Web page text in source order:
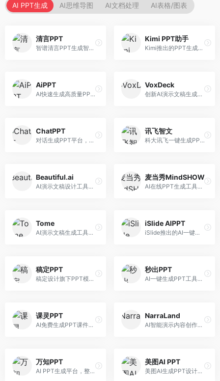
AI PPT生成 AI思维导图 AI文档处理 AI表格/图表
清言PPT
智谱清言PPT生成智能体，基于GLM大模型。面向智谱用户，支持对话生成PPT、内容优化等服务，与智谱生态深度整合。
Kimi PPT助手
Kimi推出的PPT生成智能体，整合长文本处理能力。面向职场人士和学生，支持文档解析、PPT生成、内容优化等服务，与Kimi生态深度整合。
AiPPT
AI快速生成高质量PPT平台，支持主题定制。面向职场人士和学生，提供一键生成、模板选择、内容优化等服务，PPT制作速度快，设计质量高。
VoxDeck
创新AI演示文稿生成工具，支持语音交互创作。面向职场人士，支持语音输入、PPT生成、内容优化等功能，语音创作体验便捷。
ChatPPT
对话生成PPT平台，支持自然语言交互创作。面向职场人士和教育工作者，通过对话方式完成PPT制作，交互体验友好，创作过程直观。
讯飞智文
科大讯飞一键生成PPT和Word工具，整合语音技术。面向职场人士，支持语音输入、文档生成、格式调整等功能，办公效率显著提升。
Beautiful.ai
AI演示文稿设计工具，专注于自动化设计排版。面向职场人士，提供智能排版、模板选择、设计优化等服务，设计美观度高。
麦当秀MindSHOW
AI在线PPT生成工具，支持思维导图转PPT。面向职场人士，提供思维导图导入、PPT生成、模板选择等服务，思维导图转PPT效率高。
Tome
AI演示文稿生成工具，专注于故事化演示创作。面向创业者和营销人员，提供故事叙述、视觉设计、内容生成等服务，演示文稿叙事性强。
iSlide AIPPT
iSlide推出的AI一键设计精美PPT工具。面向PPT设计用户，提供模板库、内容生成、设计优化等服务，与iSlide插件深度整合。
稿定PPT
稿定设计旗下PPT模板资源库，整合AI生成功能。面向设计师和职场人士，提供海量PPT模板、AI内容生成等服务，模板质量高。
秒出PPT
AI一键生成PPT工具，专注于快速演示文稿制作。面向职场人士，支持主题输入、内容生成、模板套用等功能，PPT生成速度快，适合紧急制作场景。
课灵PPT
AI免费生成PPT课件平台，专注于教育场景。面向教师和教育工作者，提供课件生成、教学设计、模板选择等服务，教育适配性强。
NarraLand
AI智能演示内容创作平台，专注于叙事演示。面向内容创作者，提供故事创作、演示生成、动画设计等服务，演示内容生动有趣。
万知PPT
AI PPT生成平台，整合知识库与创作功能。面向职场人士，支持内容检索、PPT生成、设计优化等服务，知识整合能力强。
美图AI PPT
美图AI生成PPT设计工具，整合图像处理能力。面向设计师和职场人士，提供PPT生成、图片美化、设计优化等服务，视觉设计美观。